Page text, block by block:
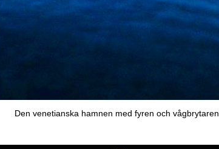
Den venetianska hamnen med fyren och vågbrytaren.